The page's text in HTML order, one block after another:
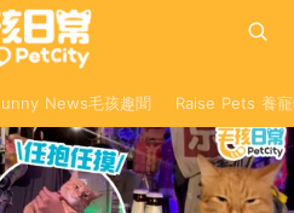
News毛孩趣聞 Raise Pets 養